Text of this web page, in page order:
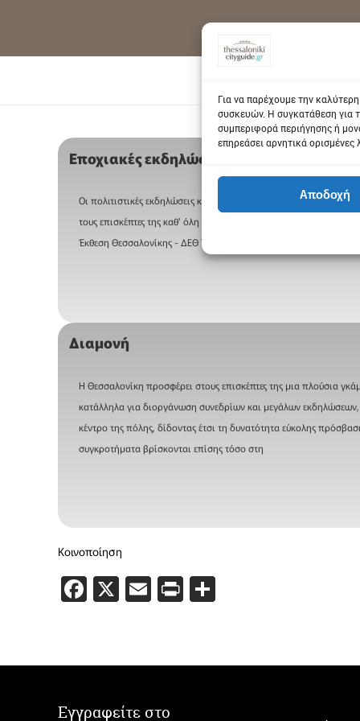
Για να παρέχουμε την
συσκευών. Η συγκατάθεση για
συμπεριφορά περιήγησης ή
επηρεάσει αρνητικά ορισμένες
Αποδοχή
Εποχιακές εκδηλώσεις – Φεστιβάλ
Οι πολιτιστικές εκδηλώσεις και τα φεστιβάλ που
τους επισκέπτες της καθ' όλη τη διάρκεια του χρόνου. Οι
Έκθεση Θεσσαλονίκης - ΔΕΘ Το κορυφαίο οικονομικό και
Διαμονή
Η Θεσσαλονίκη προσφέρει στους επισκέπτες της μια πλούσια
κατάλληλα για διοργάνωση συνεδρίων και μεγάλων
κέντρο της πόλης, δίδοντας έτσι τη δυνατότητα εύκολης
συγκροτήματα βρίσκονται επίσης τόσο στη
Κοινοποίηση
Facebook
X EmailPrintFriendly
Εγγραφείτε στο